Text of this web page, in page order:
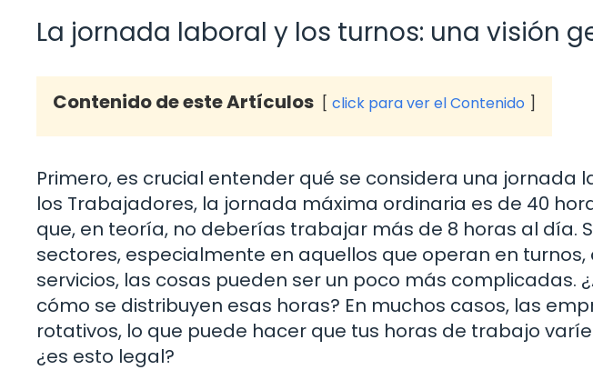
La jornada laboral y los turnos: una visión
Contenido de este Artículos click para ver el Contenido
Primero, es crucial entender qué se considera una jornada
los Trabajadores, la jornada máxima ordinaria es de 40
que, en teoría, no deberías trabajar más de 8 horas al día.
sectores, especialmente en aquellos que operan en
servicios, las cosas pueden ser un poco más complicadas.
cómo se distribuyen esas horas? En muchos casos, las
rotativos, lo que puede hacer que tus horas de trabajo
¿es esto legal?